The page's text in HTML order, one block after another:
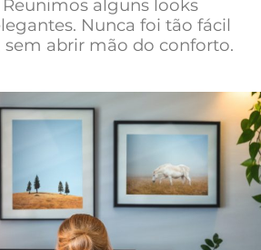
alguns looks
Nunca foi tão fácil
abrir mão do conforto.